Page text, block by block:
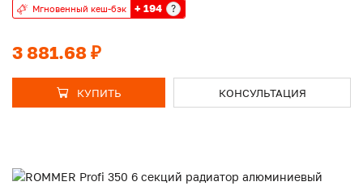
3 881.68 ₽
Мгновенный кеш-бэк + 194 ?
КУПИТЬ КОНСУЛЬТАЦИЯ